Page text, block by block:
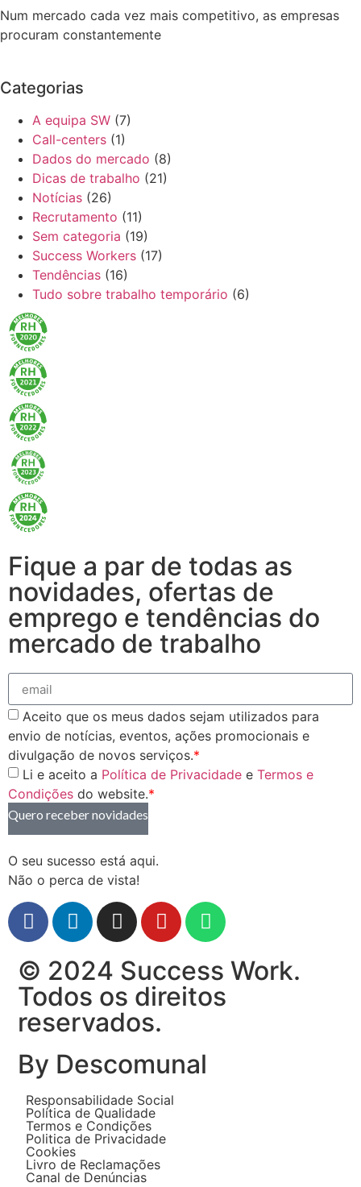
Num mercado cada vez mais competitivo, as empresas
procuram constantemente
Categorias
A equipa SW (7)
Call-centers (1)
Dados do mercado (8)
Dicas de trabalho (21)
Notícias (26)
Recrutamento (11)
Sem categoria (19)
Success Workers (17)
Tendências (16)
Tudo sobre trabalho temporário (6)
Fique a par de todas as
novidades, ofertas de
emprego e tendências do
mercado de trabalho
Aceito que os meus dados sejam utilizados para
envio de notícias, eventos, ações promocionais e
divulgação de novos serviços.*
Li e aceito a Política de Privacidade e Termos e
Condições do website.*
Quero receber novidades
O seu sucesso está aqui.
Não o perca de vista!
© 2024 Success Work.
Todos os direitos
reservados.
By Descomunal
Responsabilidade Social
Política de Qualidade
Termos e Condições
Politica de Privacidade
Cookies
Livro de Reclamações
Canal de Denúncias